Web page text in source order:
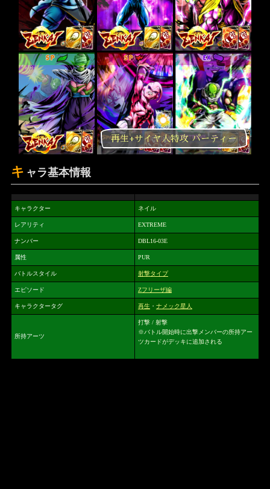
再生+サイヤ人特攻 パーティー
SP SP EX
キ ャラ基本情報
キャラクター ネイル
レアリティ EXTREME
ナンバー DBL16-03E
属性 PUR
バトルスタイル 射撃タイプ
エピソード Zフリーザ編
キャラクタータグ 再生 ・ ナメック星人
所持アーツ
打撃 / 射撃
※バトル開始時に出撃メンバーの所持アー
ツカードがデッキに追加される